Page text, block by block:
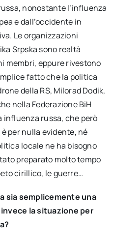
nonostante l’influenza
e dall’occidente in
Le organizzazioni
Srpska sono realtà
membri, eppure rivestono
fatto che la politica
della RS, Milorad Dodik,
nella Federazione BiH
influenza russa, che però
per nulla evidente, né
locale ne ha bisogno
preparato molto tempo
cirillico, le guerre…
sia semplicemente una
la situazione per